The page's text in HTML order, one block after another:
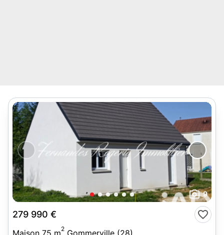
9
279 990 €
Maison 75 m2 Gommerville (28)